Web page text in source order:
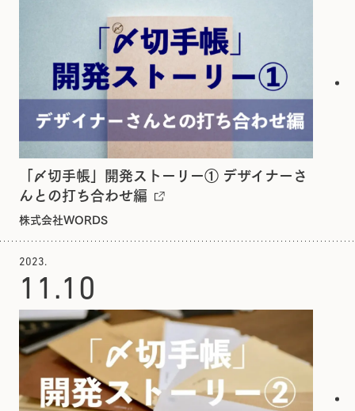
「〆切手帳」開発ストーリー① デザイナーさ
んとの打ち合わせ編
株式会社WORDS
2023.
11.10